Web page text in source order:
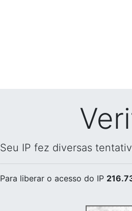
Seu IP fez diversas
Para liberar o acesso do IP